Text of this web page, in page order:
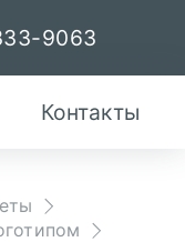
9063
Контакты